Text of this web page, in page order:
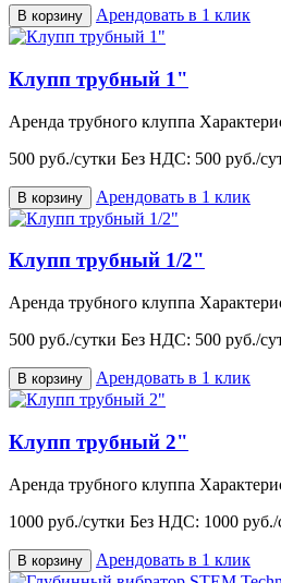
В корзину Арендовать в 1 клик
Клупп трубный 1"
Аренда трубного клуппа
500 руб./сутки Без НДС: 500 руб./
В корзину Арендовать в 1 клик
Клупп трубный 1/2"
Аренда трубного клуппа
500 руб./сутки Без НДС: 500 руб./
В корзину Арендовать в 1 клик
Клупп трубный 2"
Аренда трубного клуппа
1000 руб./сутки Без НДС: 1000 руб./
В корзину Арендовать в 1 клик